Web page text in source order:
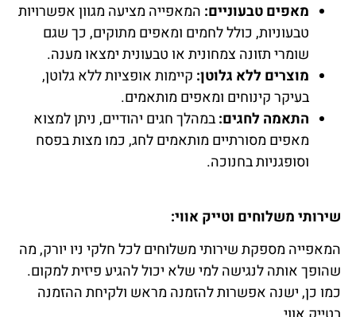
מאפים טבעוניים: המאפייה מציעה מגוון אפשרויות
טבעוניות, כולל לחמים ומאפים מתוקים, כך שגם
שומרי תזונה צמחונית או טבעונית ימצאו מענה.
מוצרים ללא גלוטן: קיימות אופציות ללא גלוטן,
בעיקר קינוחים ומאפים מותאמים.
התאמה לחגים:במהלך חגים יהודיים, ניתן למצוא
מאפים מסורתיים מותאמים לחג, כמו מצות בפסח
וסופגניות בחנוכה.
שירותי משלוחים וטייק אווי:
המאפייה מספקת שירותי משלוחים לכל חלקי ניו יורק, מה
שהופך אותה לנגישה למי שלא יכול להגיע פיזית למקום.
כמו כן, ישנה אפשרות להזמנה מראש ולקיחת ההזמנה